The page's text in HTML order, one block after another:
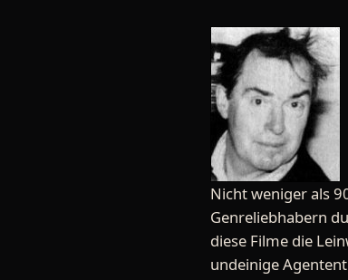
Nicht weniger als
Genreliebhabern
diese Filme die
undeinige